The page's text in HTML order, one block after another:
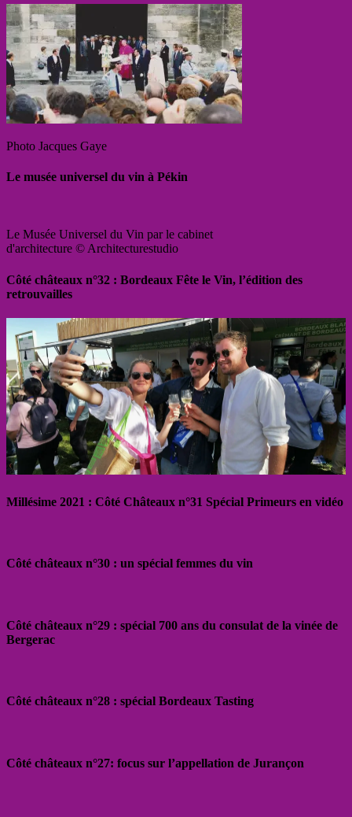
Photo Jacques Gaye
Le musée universel du vin à Pékin
Le Musée Universel du Vin par le cabinet
d'architecture © Architecturestudio
Côté châteaux n°32 : Bordeaux Fête le Vin, l’édition des
retrouvailles
Millésime 2021 : Côté Châteaux n°31 Spécial Primeurs en vidéo
Côté châteaux n°30 : un spécial femmes du vin
Côté châteaux n°29 : spécial 700 ans du consulat de la vinée de
Bergerac
Côté châteaux n°28 : spécial Bordeaux Tasting
Côté châteaux n°27: focus sur l’appellation de Jurançon